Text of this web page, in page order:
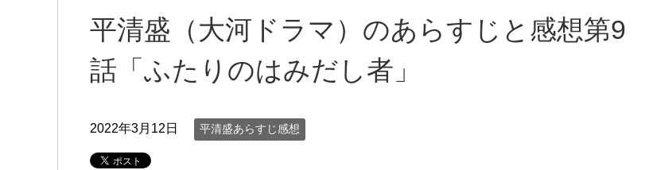
平清盛（大河ドラマ）のあらすじと感想第9
話「ふたりのはみだし者」
2022年3月12日 平清盛あらすじ感想